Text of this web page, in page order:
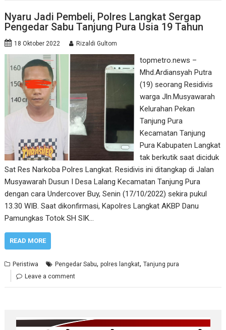
Nyaru Jadi Pembeli, Polres Langkat Sergap
Pengedar Sabu Tanjung Pura Usia 19 Tahun
18 Oktober 2022 Rizaldi Gultom
topmetro.news –
Mhd.Ardiansyah Putra
(19) seorang Residivis
warga Jln.Musyawarah
Kelurahan Pekan
Tanjung Pura
Kecamatan Tanjung
Pura Kabupaten Langkat
tak berkutik saat diciduk
Sat Res Narkoba Polres Langkat. Residivis ini ditangkap di Jalan
Musyawarah Dusun I Desa Lalang Kecamatan Tanjung Pura
dengan cara Undercover Buy, Senin (17/10/2022) sekira pukul
13.30 WIB. Saat dikonfirmasi, Kapolres Langkat AKBP Danu
Pamungkas Totok SH SIK…
READ MORE
Peristiwa Pengedar Sabu,polres langkat,Tanjung pura
Leave a comment